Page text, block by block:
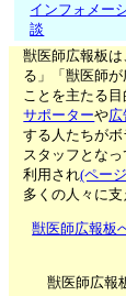
インフォメー
談
獣医師広報板
る」「獣医師が
ことを主たる
サポーターや
する人たちが
スタッフとな
利用され(ペー
多くの人々に支
獣医師広報板
獣医師広報